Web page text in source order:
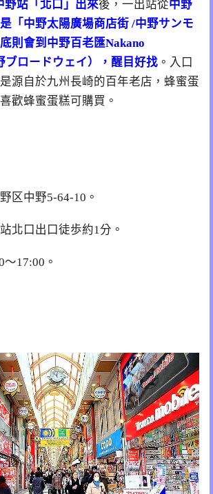
野站「北口」出來後，一出站從中野
「中野太陽廣場商店街 /中野サンモ
則會到中野百老匯Nakano
ブロードウェイ），醒目好找 。入口
源自於九州長崎的百年老店，蜂蜜蛋
歡蜂蜜蛋糕可購買。
区中野5-64-10。
北口出口徒歩約1分。
17:00。